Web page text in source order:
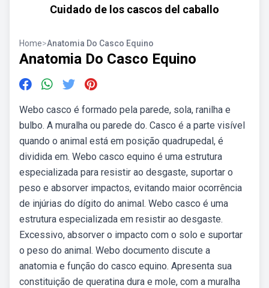
Cuidado de los cascos del caballo
Home>Anatomia Do Casco Equino
Anatomia Do Casco Equino
Webo casco é formado pela parede, sola, ranilha e
bulbo. A muralha ou parede do. Casco é a parte visível
quando o animal está em posição quadrupedal, é
dividida em. Webo casco equino é uma estrutura
especializada para resistir ao desgaste, suportar o
peso e absorver impactos, evitando maior ocorrência
de injúrias do dígito do animal. Webo casco é uma
estrutura especializada em resistir ao desgaste.
Excessivo, absorver o impacto com o solo e suportar
o peso do animal. Webo documento discute a
anatomia e função do casco equino. Apresenta sua
constituição de queratina dura e mole, com a muralha